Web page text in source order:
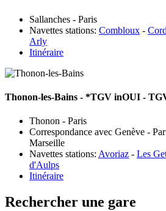
Sallanches - Paris
Navettes stations: Combloux -
Arly
Itinéraire
Thonon-les-Bains - *TGV inOUI -
Thonon - Paris
Correspondance avec Genève -
Marseille
Navettes stations: Avoriaz - Les
d'Aulps
Itinéraire
Rechercher une gare